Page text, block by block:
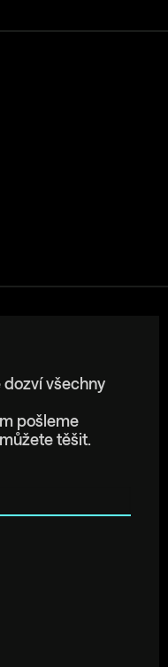
dozví všechny
pošleme
těšit.